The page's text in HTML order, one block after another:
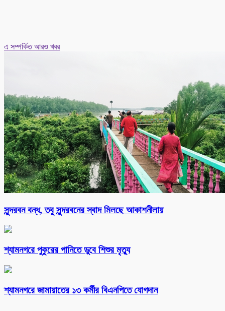
এ সম্পর্কিত আরও খবর
সুন্দরবন বন্ধ, তবু সুন্দরবনের স্বাদ মিলছে আকাশনীলায়
শ্যামনগরে পুকুরের পানিতে ডুবে শিশুর মৃত্যু
শ্যামনগরে জামায়াতের ১৩ কর্মীর বিএনপিতে যোগদান